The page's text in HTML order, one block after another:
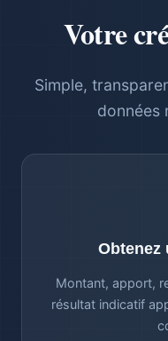
Votre
Simple,
données
Obtenez
Montant, apport,
résultat indicatif